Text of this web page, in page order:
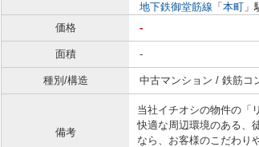
地下鉄御堂筋線 「 本町 」
価格
-
面積 -
種別/構造 中古マンション / 鉄筋コ
備考
当社イチオシの物件の「
快適な周辺環境のある、
なら、お客様のこだわり